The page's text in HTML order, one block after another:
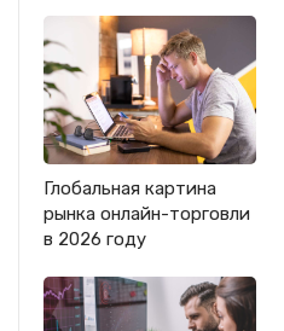
Глобальная картина
рынка онлайн-торговли
в 2026 году